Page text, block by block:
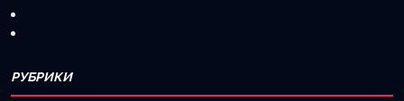
РУБРИКИ